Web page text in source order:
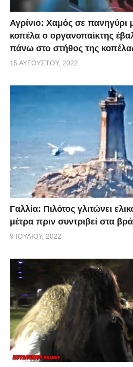
Αγρίνιο: Χαμός σε πανηγύρι
κοπέλα ο οργανοπαίκτης
πάνω στο στήθος της
15 ΑΥΓΟΎΣΤΟΥ, 2022
Γαλλία: Πιλότος γλιτώνει
μέτρα πριν συντριβεί στα
9 ΙΟΥΛΊΟΥ, 2022